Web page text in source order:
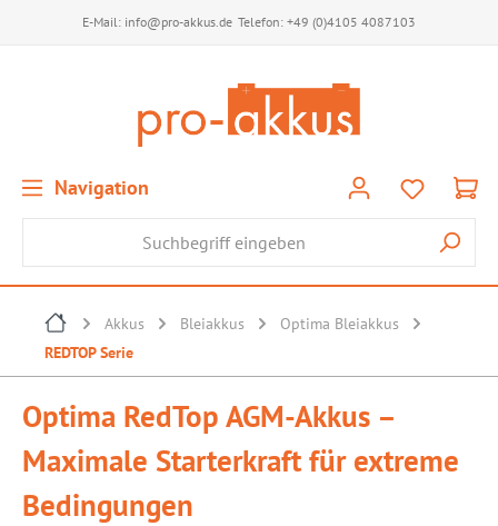
E-Mail: info@pro-akkus.de Telefon: +49 (0)4105 4087103
Navigation
Akkus Bleiakkus
Optima Bleiakkus
REDTOP Serie
Optima RedTop AGM-Akkus –
Maximale Starterkraft für extreme
Bedingungen